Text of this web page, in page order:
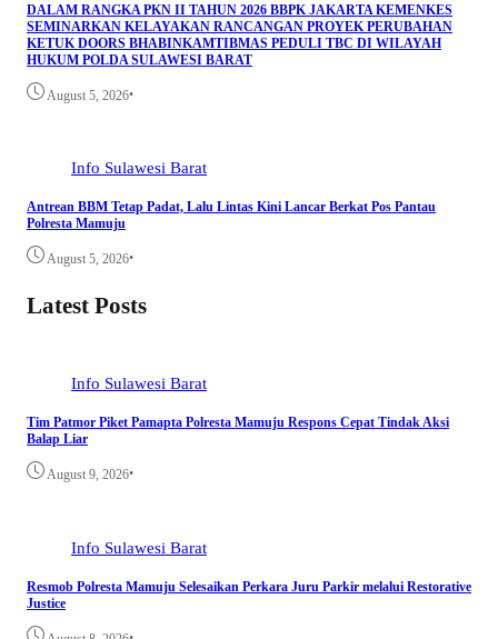
DALAM RANGKA PKN II TAHUN 2026 BBPK JAKARTA KEMENKES
SEMINARKAN KELAYAKAN RANCANGAN PROYEK PERUBAHAN
KETUK DOORS BHABINKAMTIBMAS PEDULI TBC DI WILAYAH
HUKUM POLDA SULAWESI BARAT
August 5, 2026•
Info Sulawesi Barat
Antrean BBM Tetap Padat, Lalu Lintas Kini Lancar Berkat Pos Pantau
Polresta Mamuju
August 5, 2026•
Latest Posts
Info Sulawesi Barat
Tim Patmor Piket Pamapta Polresta Mamuju Respons Cepat Tindak Aksi
Balap Liar
August 9, 2026•
Info Sulawesi Barat
Resmob Polresta Mamuju Selesaikan Perkara Juru Parkir melalui Restorative
Justice